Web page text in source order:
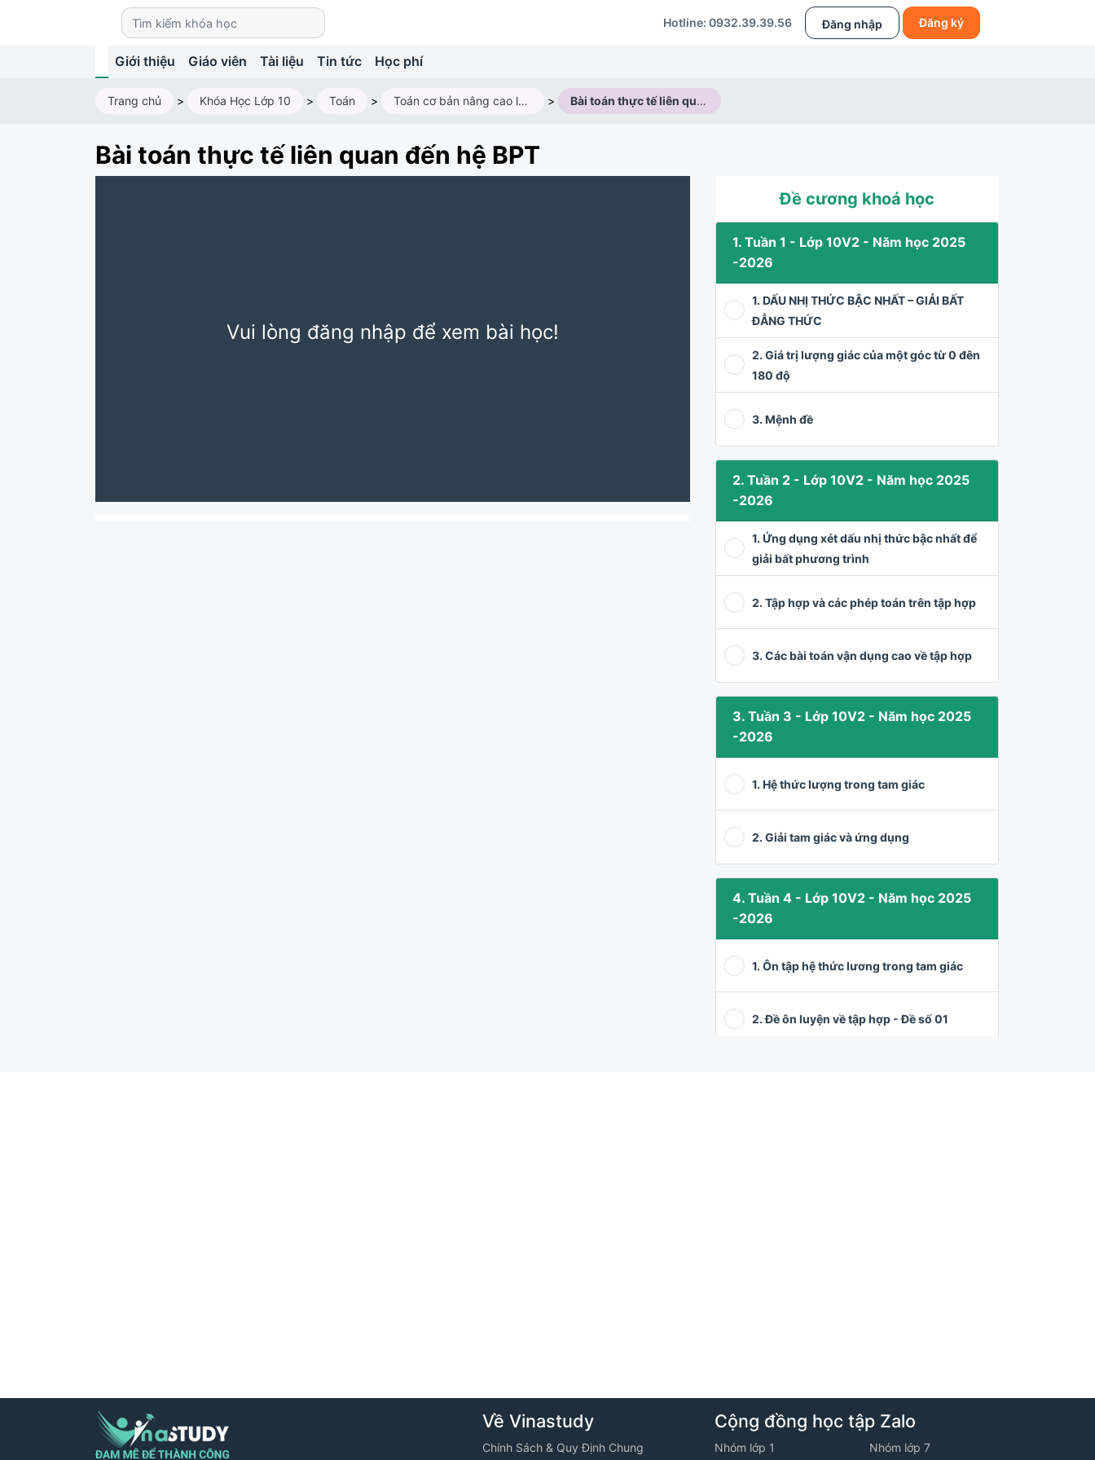
Hotline: 0932.39.39.56 Đăng nhập Đăng ký
Giới thiệu Giáo viên Tài liệu Tin tức Học phí
Trang chủ > Khóa Học Lớp 10 > Toán > Toán cơ bản nâng cao lớp 10V2 (2025 - 2026) > Bài toán thực tế liên quan đến hệ BPT
Bài toán thực tế liên quan đến hệ BPT
Vui lòng đăng nhập để xem bài học!
Đề cương khoá học
1. Tuần 1 - Lớp 10V2 - Năm học 2025
-2026
1. DẤU NHỊ THỨC BẬC NHẤT – GIẢI BẤT
ĐẲNG THỨC
2. Giá trị lượng giác của một góc từ 0 đên
180 độ
3. Mệnh đề
2. Tuần 2 - Lớp 10V2 - Năm học 2025
-2026
1. Ứng dụng xét dấu nhị thức bậc nhất để
giải bất phương trình
2. Tập hợp và các phép toán trên tập hợp
3. Các bài toán vận dụng cao về tập hợp
3. Tuần 3 - Lớp 10V2 - Năm học 2025
-2026
1. Hệ thức lượng trong tam giác
2. Giải tam giác và ứng dụng
4. Tuần 4 - Lớp 10V2 - Năm học 2025
-2026
1. Ôn tập hệ thức lương trong tam giác
2. Đề ôn luyện về tập hợp - Đề số 01
1. Tổng và hiệu của hai vecto
Về Vinastudy
Chính Sách & Quy Định Chung
Cộng đồng học tập Zalo
Nhóm lớp 1 Nhóm lớp 7